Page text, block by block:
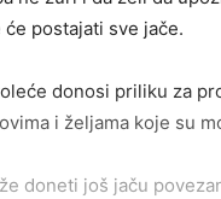
postajati sve jače.
donosi priliku za
i željama koje su
doneti još jaču